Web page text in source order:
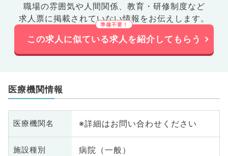
職場の雰囲気や人間関係、 教育・研修制度など
求人票に掲載されていない情報をお伝えします。
この求人に似ている求人を紹介してもらう
医療機関情報
医療機関名 ※詳細はお問い合わせください
施設種別 病院（一般）